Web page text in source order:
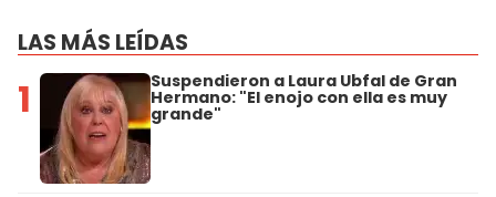
LAS MÁS LEÍDAS
1 Suspendieron a Laura Ubfal de Gran
Hermano: "El enojo con ella es muy
grande"